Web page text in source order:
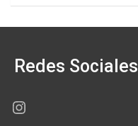
Redes Sociales
Instagram